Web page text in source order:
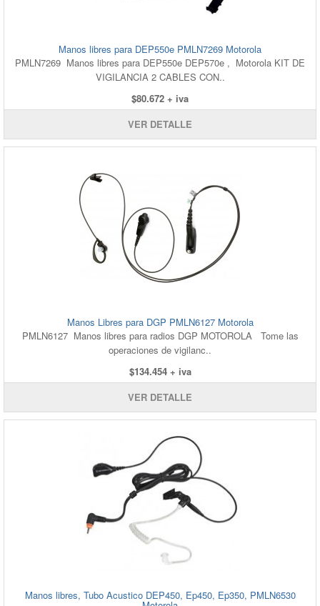
Manos libres para DEP550e PMLN7269 Motorola
PMLN7269 Manos libres para DEP550e DEP570e , Motorola KIT DE
VIGILANCIA 2 CABLES CON..
$80.672 + iva
VER DETALLE
Manos Libres para DGP PMLN6127 Motorola
PMLN6127 Manos libres para radios DGP MOTOROLA Tome las
operaciones de vigilanc..
$134.454 + iva
VER DETALLE
Manos libres, Tubo Acustico DEP450, Ep450, Ep350, PMLN6530